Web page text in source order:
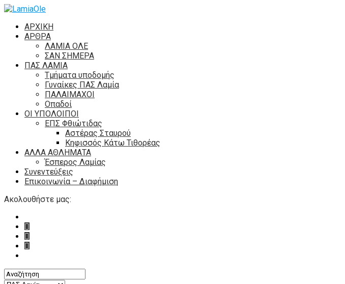
ΑΡΧΙΚΗ
ΑΡΘΡΑ
ΛΑΜΙΑ ΟΛΕ
ΣΑΝ ΣΗΜΕΡΑ
ΠΑΣ ΛΑΜΙΑ
Τμήματα υποδομής
Γυναίκες ΠΑΣ Λαμία
ΠΑΛΑΙΜΑΧΟΙ
Οπαδοί
ΟΙ ΥΠΟΛΟΙΠΟΙ
ΕΠΣ Φθιώτιδας
Αστέρας Σταυρού
Κηφισσός Κάτω Τιθορέας
ΑΛΛΑ ΑΘΛΗΜΑΤΑ
Έσπερος Λαμίας
Συνεντεύξεις
Επικοινωνία – Διαφήμιση
Ακολουθήστε μας: